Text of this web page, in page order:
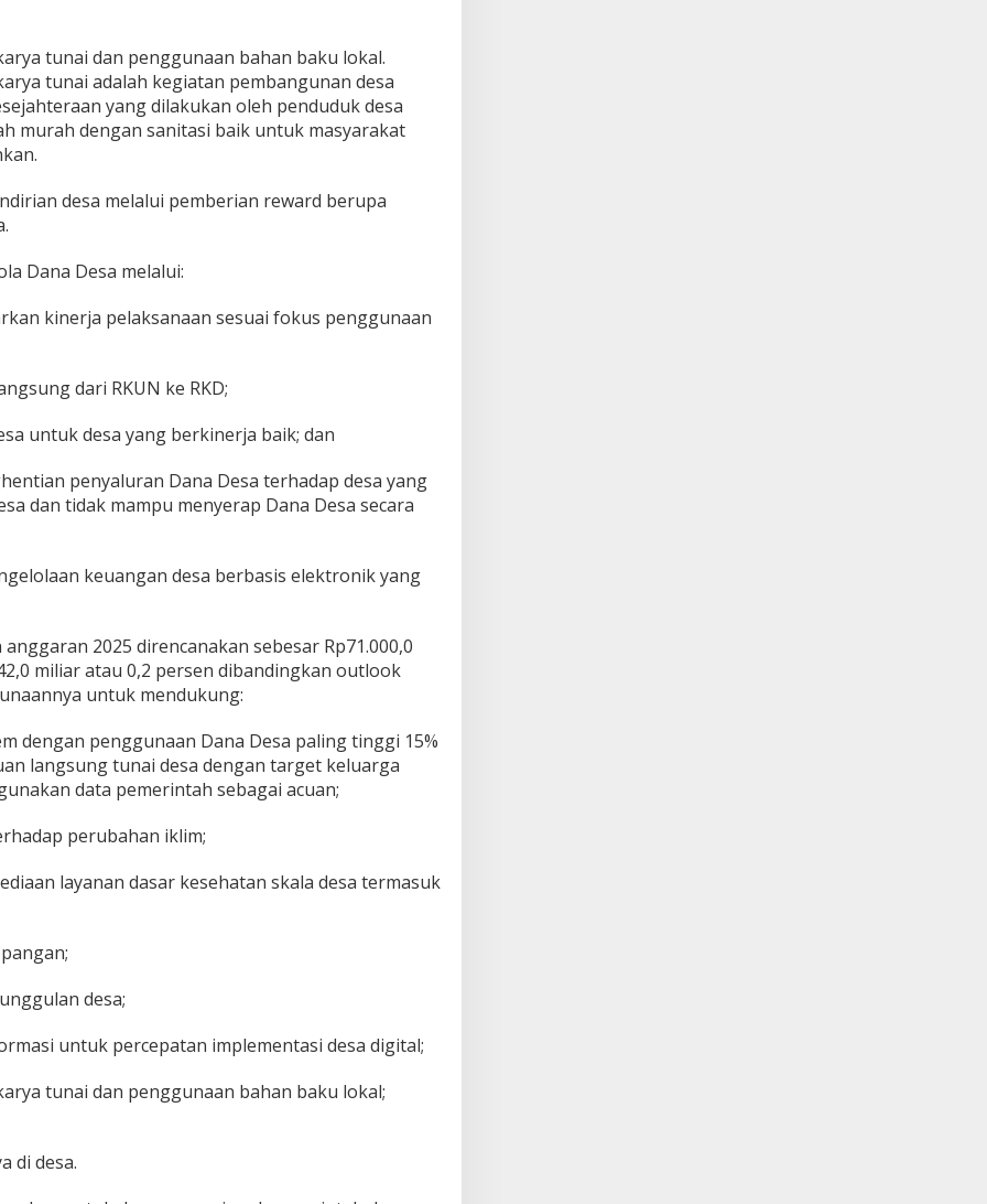
tunai dan penggunaan bahan baku lokal.
tunai adalah kegiatan pembangunan desa
yang dilakukan oleh penduduk desa
murah dengan sanitasi baik untuk masyarakat
desa melalui pemberian reward berupa
Dana Desa melalui:
kinerja pelaksanaan sesuai fokus penggunaan
dari RKUN ke RKD;
untuk desa yang berkinerja baik; dan
penyaluran Dana Desa terhadap desa yang
dan tidak mampu menyerap Dana Desa secara
keuangan desa berbasis elektronik yang
2025 direncanakan sebesar Rp71.000,0
miliar atau 0,2 persen dibandingkan outlook
untuk mendukung:
dengan penggunaan Dana Desa paling tinggi 15%
langsung tunai desa dengan target keluarga
data pemerintah sebagai acuan;
perubahan iklim;
layanan dasar kesehatan skala desa termasuk
desa;
untuk percepatan implementasi desa digital;
tunai dan penggunaan bahan baku lokal;
di desa.